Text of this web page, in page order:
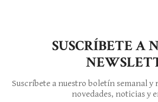
SUSCRÍBETE A
Suscríbete a nuestro boletín semanal y
novedades, noticias y